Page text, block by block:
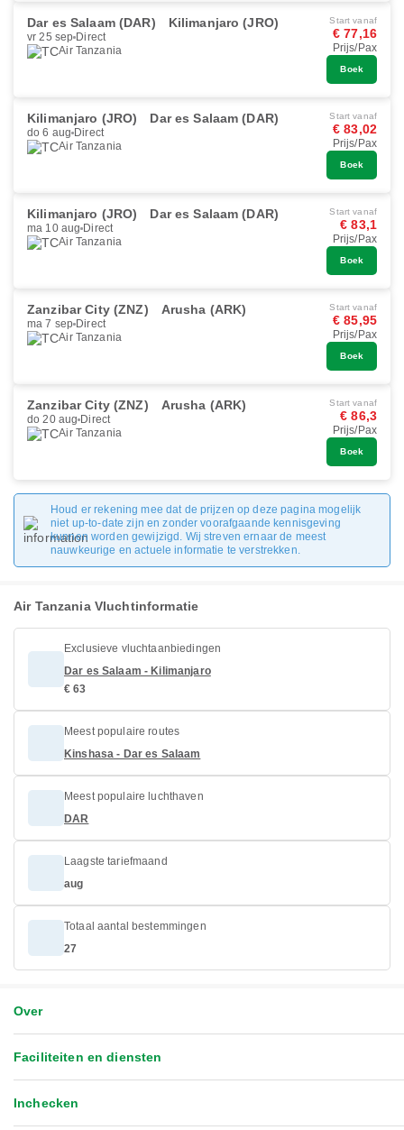
Dar es Salaam (DAR) Kilimanjaro (JRO)
vr 25 sep Direct
Air Tanzania
Start vanaf
€ 77,16
Prijs/Pax
Boek
Kilimanjaro (JRO) Dar es Salaam (DAR)
do 6 aug Direct
Air Tanzania
Start vanaf
€ 83,02
Prijs/Pax
Boek
Kilimanjaro (JRO) Dar es Salaam (DAR)
ma 10 aug Direct
Air Tanzania
Start vanaf
€ 83,1
Prijs/Pax
Boek
Zanzibar City (ZNZ) Arusha (ARK)
ma 7 sep Direct
Air Tanzania
Start vanaf
€ 85,95
Prijs/Pax
Boek
Zanzibar City (ZNZ) Arusha (ARK)
do 20 aug Direct
Air Tanzania
Start vanaf
€ 86,3
Prijs/Pax
Boek
Houd er rekening mee dat de prijzen op deze pagina mogelijk
niet up-to-date zijn en zonder voorafgaande kennisgeving
kunnen worden gewijzigd. Wij streven ernaar de meest
nauwkeurige en actuele informatie te verstrekken.
Air Tanzania Vluchtinformatie
Exclusieve vluchtaanbiedingen
Dar es Salaam - Kilimanjaro
€ 63
Meest populaire routes
Kinshasa - Dar es Salaam
Meest populaire luchthaven
DAR
Laagste tariefmaand
aug
Totaal aantal bestemmingen
27
Over
Faciliteiten en diensten
Inchecken